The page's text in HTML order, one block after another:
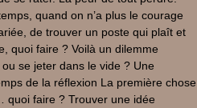
quand on n’a plus le courage
de trouver un poste qui plaît et
quoi faire ? Voilà un dilemme
se jeter dans le vide ? Une
de la réflexion La première chose
quoi faire ? Trouver une idée